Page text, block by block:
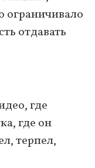
ограничивало
отдавать
где
где он
терпел,